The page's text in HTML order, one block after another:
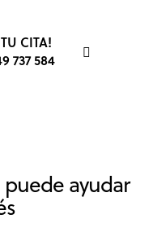
CITA!
737 584
ayudar